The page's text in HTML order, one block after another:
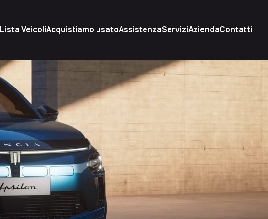
Lista VeicoliAcquistiamo usatoAssistenzaServiziAziendaContatti